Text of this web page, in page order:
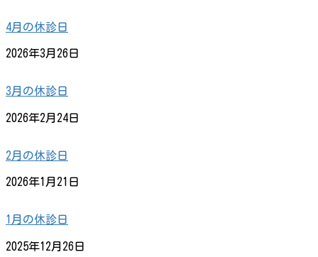
4月の休診日
2026年3月26日
3月の休診日
2026年2月24日
2月の休診日
2026年1月21日
1月の休診日
2025年12月26日